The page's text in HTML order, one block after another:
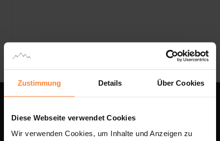
Zustimmung Details Über Cookies
Diese Webseite verwendet Cookies
Wir verwenden Cookies, um Inhalte und Anzeigen zu
8‒16 qualifizierte Bewerbungen